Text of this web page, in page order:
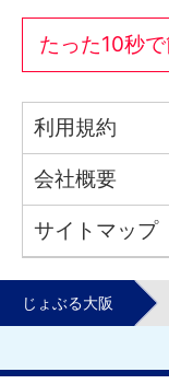
たった10秒で
利用規約
会社概要
サイトマップ
じょぶる大阪